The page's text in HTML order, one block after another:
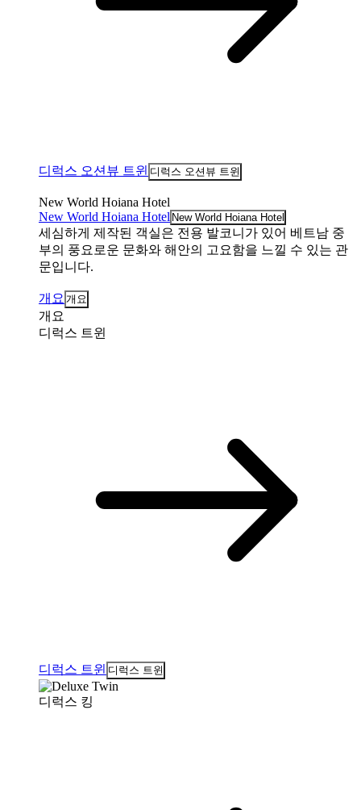
디럭스 오션뷰 트윈 디럭스 오션뷰 트윈
New World Hoiana Hotel
New World Hoiana Hotel New World Hoiana Hotel
세심하게 제작된 객실은 전용 발코니가 있어 베트남 중
부의 풍요로운 문화와 해안의 고요함을 느낄 수 있는 관
문입니다.
개요 개요
개요
디럭스 트윈
디럭스 트윈 디럭스 트윈
디럭스 킹